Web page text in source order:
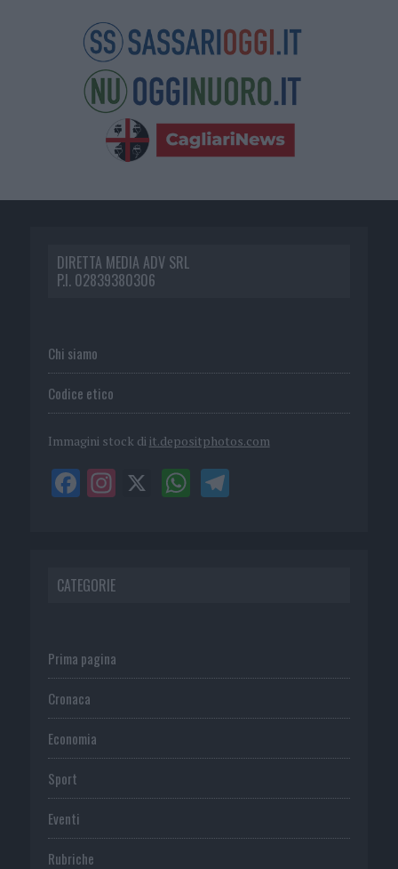
DIRETTA MEDIA ADV SRL
P.I. 02839380306
Chi siamo
Codice etico
Immagini stock di it.depositphotos.com
CATEGORIE
Prima pagina
Cronaca
Economia
Sport
Eventi
Rubriche